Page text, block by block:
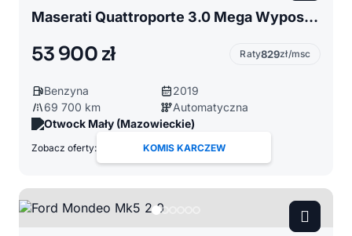
Maserati Quattroporte 3.0 Mega Wyposażenie S Q4 GranLusso 3.0B 430KM Piękny
53 900 zł Raty829zł/msc
Benzyna
2019
69 700 km
Automatyczna
Otwock Mały (Mazowieckie)
Zobacz oferty: KOMIS KARCZEW